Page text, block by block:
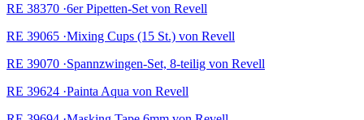
RE 38370 ·6er Pipetten-Set von Revell
RE 39065 ·Mixing Cups (15 St.) von Revell
RE 39070 ·Spannzwingen-Set, 8-teilig von Revell
RE 39624 ·Painta Aqua von Revell